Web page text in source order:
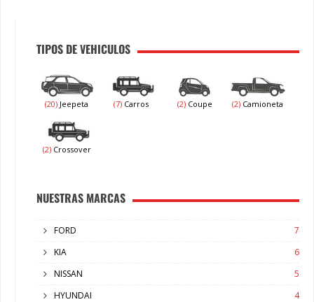
TIPOS DE VEHICULOS
(20) Jeepeta (7)Carros (2) Coupe (2)Camioneta
(2)Crossover
NUESTRAS MARCAS
FORD
7
KIA
6
NISSAN
5
HYUNDAI
4